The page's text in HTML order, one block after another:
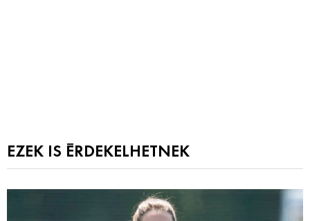
EZEK IS ÉRDEKELHETNEK